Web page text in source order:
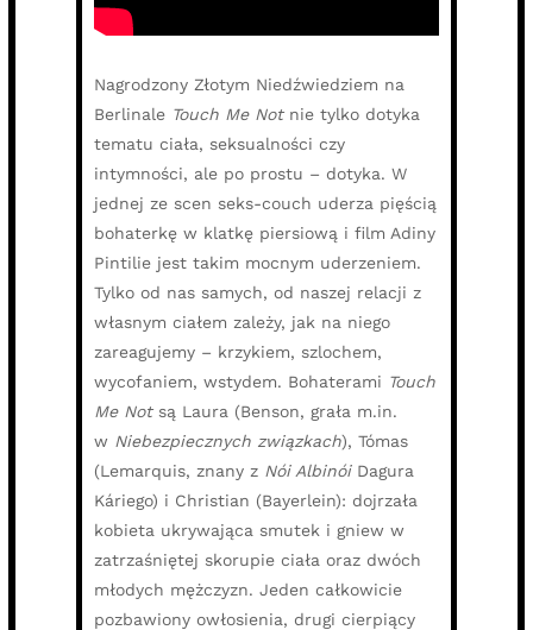
Nagrodzony Złotym Niedźwiedziem na
Berlinale Touch Me Notnie tylko dotyka
tematu ciała, seksualności czy
intymności, ale po prostu – dotyka. W
jednej ze scen seks-couch uderza pięścią
bohaterkę w klatkę piersiową i film Adiny
Pintilie jest takim mocnym uderzeniem.
Tylko od nas samych, od naszej relacji z
własnym ciałem zależy, jak na niego
zareagujemy – krzykiem, szlochem,
wycofaniem, wstydem. Bohaterami Touch
Me Notsą Laura (Benson, grała m.in.
w Niebezpiecznych związkach), Tómas
(Lemarquis, znany z Nói AlbinóiDagura
Káriego) i Christian (Bayerlein): dojrzała
kobieta ukrywająca smutek i gniew w
zatrzaśniętej skorupie ciała oraz dwóch
młodych mężczyzn. Jeden całkowicie
pozbawiony owłosienia, drugi cierpiący